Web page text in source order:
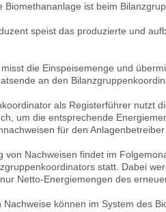
Biomethananlage ist beim
speist das produzierte und
die Einspeisemenge und
an den
als Registerführer nutzt
um die entsprechende
für den
von Nachweisen findet im
statt. Dabei
Netto-Energiemengen des
Nachweise können im System des